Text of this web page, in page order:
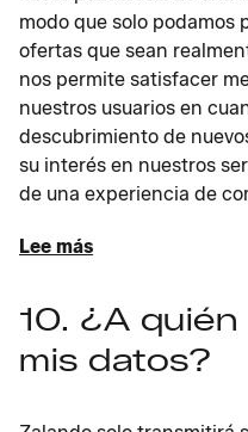
modo que solo podamos
ofertas que sean
nos permite satisfacer
nuestros usuarios en
descubrimiento de
su interés en nuestros
de una experiencia de
Lee más
10. ¿A
mis datos?